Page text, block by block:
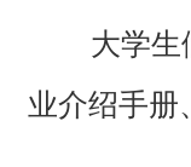
大学生
业介绍手册